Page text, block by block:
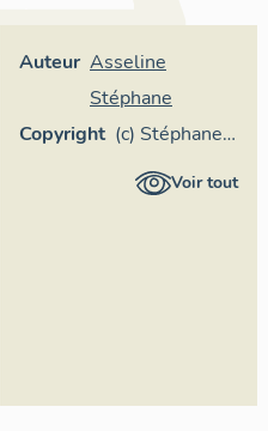
Auteur Asseline
Stéphane
Copyright (c) Stéphane
Asseline,Voir tout